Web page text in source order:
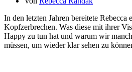
In den letzten Jahren bereitete Rebecca
Kopfzerbrechen. Was diese mit ihrer
Happy zu tun hat und warum wir
müssen, um wieder klar sehen zu